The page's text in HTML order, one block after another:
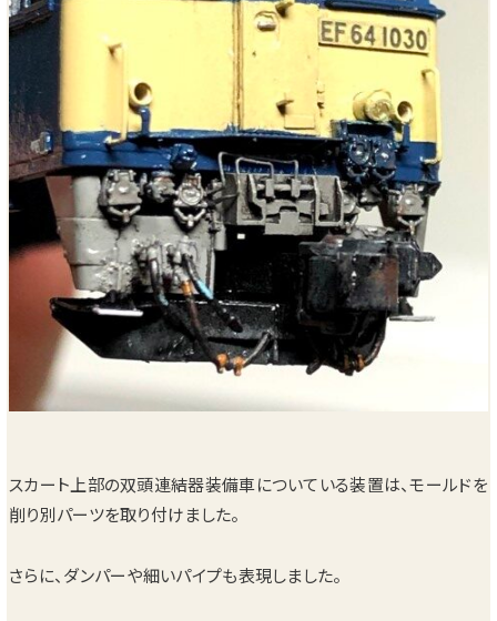
スカート上部の双頭連結器装備車についている装置は、モールドを
削り別パーツを取り付けました。
さらに、ダンパーや細いパイプも表現しました。